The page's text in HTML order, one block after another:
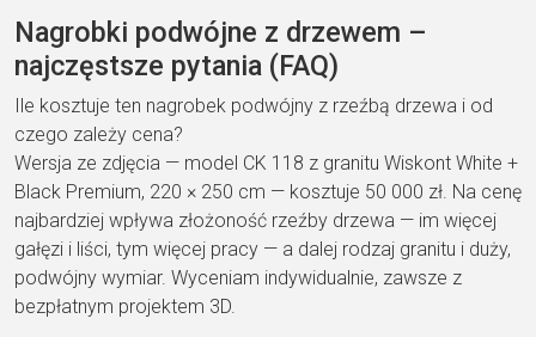
Nagrobki podwójne z drzewem –
najczęstsze pytania (FAQ)
Ile kosztuje ten nagrobek podwójny z rzeźbą drzewa i od
czego zależy cena?
Wersja ze zdjęcia — model CK 118 z granitu Wiskont White +
Black Premium, 220 × 250 cm — kosztuje 50 000 zł. Na cenę
najbardziej wpływa złożoność rzeźby drzewa — im więcej
gałęzi i liści, tym więcej pracy — a dalej rodzaj granitu i duży,
podwójny wymiar. Wyceniam indywidualnie, zawsze z
bezpłatnym projektem 3D.